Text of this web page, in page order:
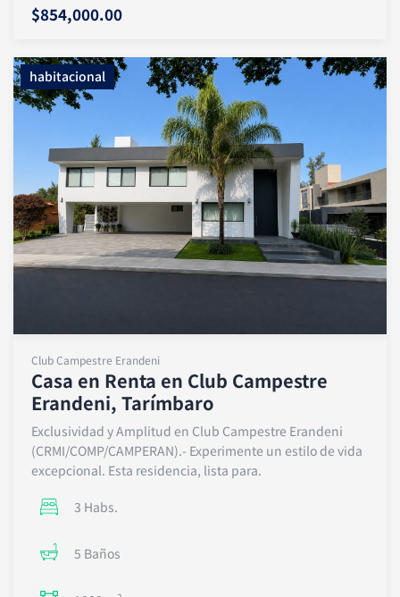
$854,000.00
habitacional
Club Campestre Erandeni
Casa en Renta en Club Campestre
Erandeni, Tarímbaro
Exclusividad y Amplitud en Club Campestre Erandeni
(CRMI/COMP/CAMPERAN).- Experimente un estilo de vida
excepcional. Esta residencia, lista para.
3 Habs.
5 Baños